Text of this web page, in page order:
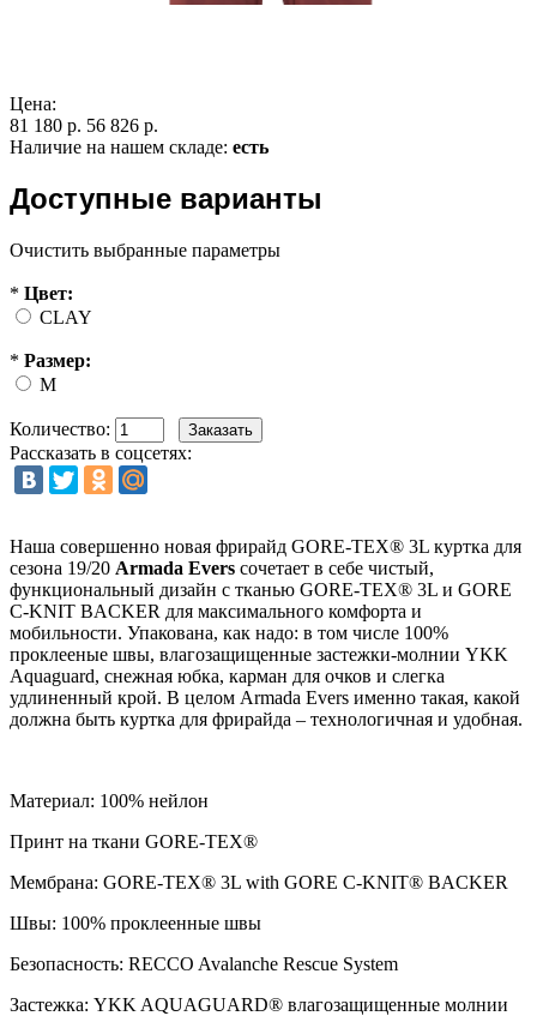
Цена:
81 180 р. 56 826 р.
Наличие на нашем складе: есть
Доступные варианты
Очистить выбранные параметры
* Цвет:
CLAY
* Размер:
M
Количество:
Рассказать в соцсетях:
Наша совершенно новая фрирайд GORE-TEX® 3L куртка для
сезона 19/20 Armada Evers сочетает в себе чистый,
функциональный дизайн с тканью GORE-TEX® 3L и GORE
C-KNIT BACKER для максимального комфорта и
мобильности. Упакована, как надо: в том числе 100%
проклееные швы, влагозащищенные застежки-молнии YKK
Aquaguard, снежная юбка, карман для очков и слегка
удлиненный крой. В целом Armada Evers именно такая, какой
должна быть куртка для фрирайда – технологичная и удобная.
Материал: 100% нейлон
Принт на ткани GORE-TEX®
Мембрана: GORE-TEX® 3L with GORE C-KNIT® BACKER
Швы: 100% проклеенные швы
Безопасность: RECCO Avalanche Rescue System
Застежка: YKK AQUAGUARD® влагозащищенные молнии